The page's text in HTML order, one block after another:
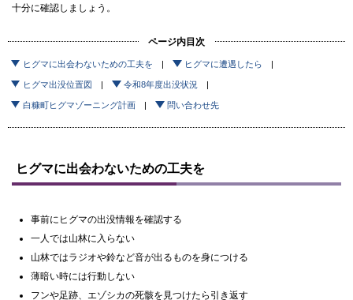
十分に確認しましょう。
ページ内目次
ヒグマに出会わないための工夫を ヒグマに遭遇したら
ヒグマ出没位置図 令和8年度出没状況
白糠町ヒグマゾーニング計画 問い合わせ先
ヒグマに出会わないための工夫を
事前にヒグマの出没情報を確認する
一人では山林に入らない
山林ではラジオや鈴など音が出るものを身につける
薄暗い時には行動しない
フンや足跡、エゾシカの死骸を見つけたら引き返す